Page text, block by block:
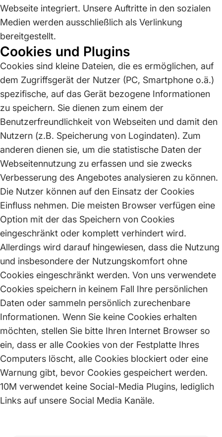
Webseite integriert. Unsere Auftritte in den sozialen
Medien werden ausschließlich als Verlinkung
bereitgestellt.
Cookies und Plugins
Cookies sind kleine Dateien, die es ermöglichen, auf
dem Zugriffsgerät der Nutzer (PC, Smartphone o.ä.)
spezifische, auf das Gerät bezogene Informationen
zu speichern. Sie dienen zum einem der
Benutzerfreundlichkeit von Webseiten und damit den
Nutzern (z.B. Speicherung von Logindaten). Zum
anderen dienen sie, um die statistische Daten der
Webseitennutzung zu erfassen und sie zwecks
Verbesserung des Angebotes analysieren zu können.
Die Nutzer können auf den Einsatz der Cookies
Einfluss nehmen. Die meisten Browser verfügen eine
Option mit der das Speichern von Cookies
eingeschränkt oder komplett verhindert wird.
Allerdings wird darauf hingewiesen, dass die Nutzung
und insbesondere der Nutzungskomfort ohne
Cookies eingeschränkt werden. Von uns verwendete
Cookies speichern in keinem Fall Ihre persönlichen
Daten oder sammeln persönlich zurechenbare
Informationen. Wenn Sie keine Cookies erhalten
möchten, stellen Sie bitte Ihren Internet Browser so
ein, dass er alle Cookies von der Festplatte Ihres
Computers löscht, alle Cookies blockiert oder eine
Warnung gibt, bevor Cookies gespeichert werden.
10M verwendet keine Social-Media Plugins, lediglich
Links auf unsere Social Media Kanäle.